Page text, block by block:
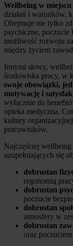
Wellbeing w
działań i warunków,
Obejmuje nie tylko
psychiczne, poczucie
możliwość rozwoju
między życiem
Innymi słowy,
środowiska pracy, w
swoje obowiązki,
motywację i
wyłącznie do
opieka medyczna.
kultury
pracowników.
Najczęściej
uzupełniających się
dobrostan
ergonomią
dobrostan
poczucie
dobrostan
atmosfery w
dobrostan
oraz